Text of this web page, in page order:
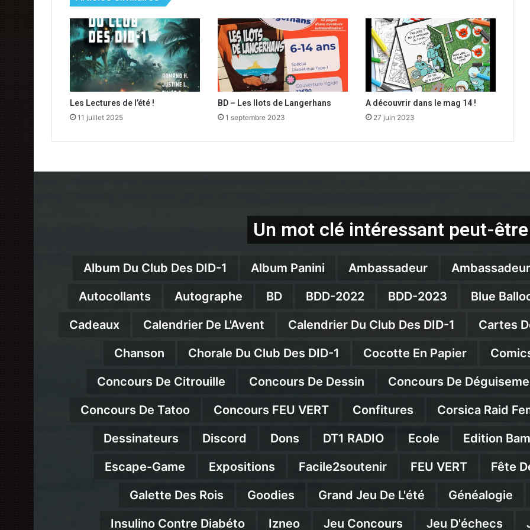
Les Lectures de l’été !
11 juillet 2025
BD – Les Ilots de Langerhans
1 septembre 2023
A découvrir dans le mag 14 !
27 juin 2023
Un mot clé intéressant peut-
Album Du Club Des DID-1 Album Panini Ambassadeur
Autocollants
Autographe BD BDD-2022 BDD-2023
Blue
Cadeaux
Calendrier De L'Avent Calendrier Du Club Des DID-1
Cartes
Chanson
Chorale Du Club Des DID-1 Cocotte En Papier
Concours De Citrouille
Concours De Dessin
Concours De
Concours De Tatoo
Concours FEU VERT Confitures
Corsica Raid
Dessinateurs
Discord Dons DT1 RADIO Ecole
Edition
Escape-Game
Expositions Facile2soutenir FEU VERT
Fête
Galette Des Rois
Goodies Grand Jeu De L'été
Généalogie
Insulino Contre Diabéto
Izneo Jeu Concours Jeu D'échecs